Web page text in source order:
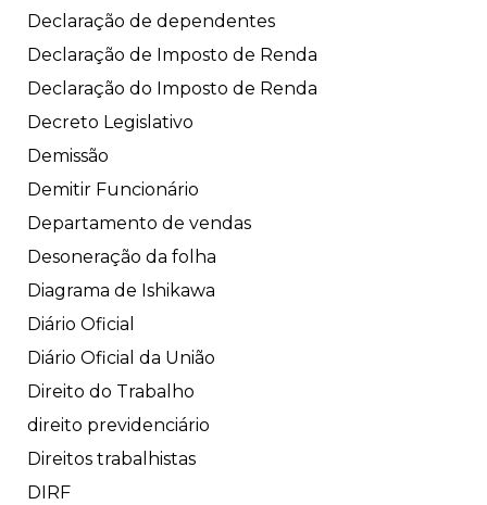
Declaração de dependentes
Declaração de Imposto de Renda
Declaração do Imposto de Renda
Decreto Legislativo
Demissão
Demitir Funcionário
Departamento de vendas
Desoneração da folha
Diagrama de Ishikawa
Diário Oficial
Diário Oficial da União
Direito do Trabalho
direito previdenciário
Direitos trabalhistas
DIRF